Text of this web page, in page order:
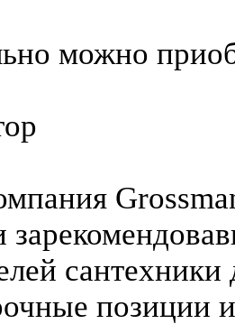
можно
позиции